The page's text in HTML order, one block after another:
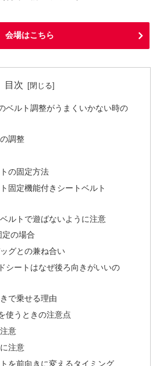
会場はこちら
目次
ベルト調整がうまくいかない時の
調整
の固定方法
固定機能付きシートベルト
ルトで遊ばないように注意
定の場合
グとの兼ね合い
シートはなぜ後ろ向きがいいの
で乗せる理由
使うときの注意点
意
注意
を前向きに変えるタイミング